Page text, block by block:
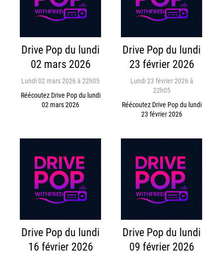
Drive Pop du lundi
02 mars 2026
Lundi 02 mars 2026 à 22h05
Réécoutez Drive Pop du lundi
02 mars 2026
Drive Pop du lundi
23 février 2026
Lundi 23 février 2026 à
22h05
Réécoutez Drive Pop du lundi
23 février 2026
Drive Pop du lundi
16 février 2026
Drive Pop du lundi
09 février 2026